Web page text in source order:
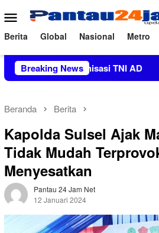
ke
konten
Menu
Mobile
Berita Global Nasional Metro
Breaking News
Organisasi TNI AD
Beranda Berita
Kapolda Sulsel Ajak
Tidak Mudah
Menyesatkan
Pantau 24 Jam Net
12 Januari 2024